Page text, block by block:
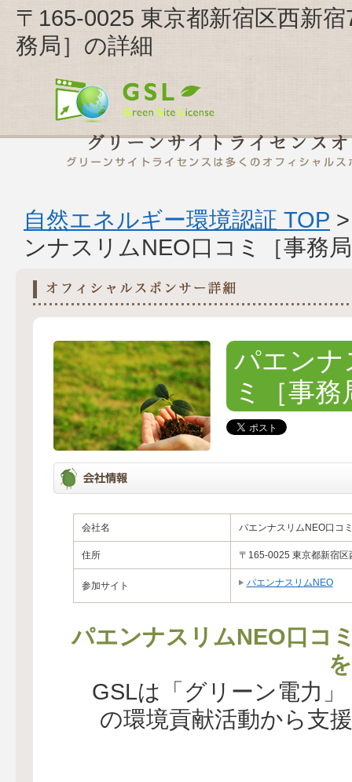
〒165-0025 東京都新宿区西新
務局］の詳細
自然エネルギー環境認証 TOP
ンナスリムNEO口コミ［事務
パエンナ
ミ［事務
会社名 パエンナスリムNEO口コ
住所 〒165-0025 東京都新宿区
参加サイト パエンナスリムNEO
パエンナスリムNEO口コ
GSLは「グリーン電力
の環境貢献活動から支